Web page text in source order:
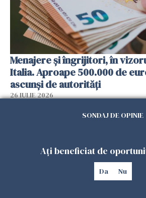
Menajere și îngrijitori, în
Italia. Aproape 500.000 de
ascunși de autorități
26 IULIE 2026
SONDAJ DE OPINIE
Ați beneficiat de
Da Nu